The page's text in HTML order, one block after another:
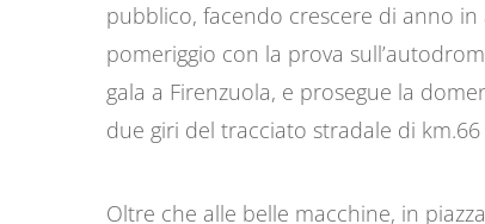
pubblico, facendo crescere di anno
pomeriggio con la prova
gala a Firenzuola, e prosegue la
due giri del tracciato stradale di
Oltre che alle belle macchine, in